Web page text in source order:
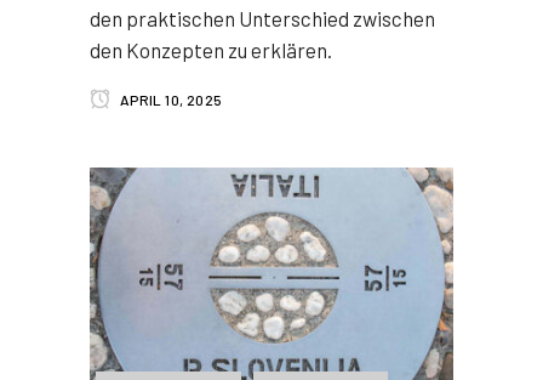
den praktischen Unterschied zwischen
den Konzepten zu erklären.
APRIL 10, 2025